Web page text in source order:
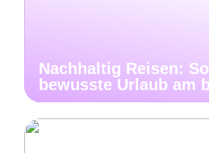
Nachhaltig Reisen:
bewusste Urlaub am